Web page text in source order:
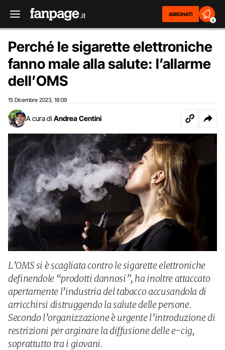
ABBONATI
2
Perché le sigarette elettroniche
fanno male alla salute: l’allarme
dell’OMS
15 Dicembre 2023 18:09
A cura di Andrea Centini
L’OMS si è scagliata contro le sigarette elettroniche
definendole “prodotti dannosi”, ha inoltre attaccato
apertamente l’industria del tabacco accusandola di
arricchirsi distruggendo la salute delle persone.
Secondo l’organizzazione è urgente l’introduzione di
restrizioni per arginare la diffusione delle e-cig,
soprattutto tra i giovani.